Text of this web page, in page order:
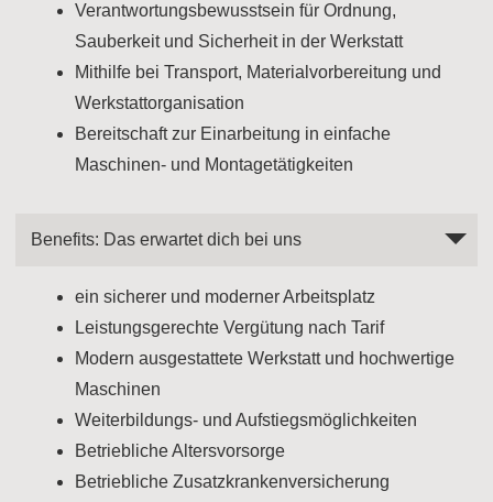
Verantwortungsbewusstsein für Ordnung,
Sauberkeit und Sicherheit in der Werkstatt
Mithilfe bei Transport, Materialvorbereitung und
Werkstattorganisation
Bereitschaft zur Einarbeitung in einfache
Maschinen- und Montagetätigkeiten
Benefits: Das erwartet dich bei uns
ein sicherer und moderner Arbeitsplatz
Leistungsgerechte Vergütung nach Tarif
Modern ausgestattete Werkstatt und hochwertige
Maschinen
Weiterbildungs- und Aufstiegsmöglichkeiten
Betriebliche Altersvorsorge
Betriebliche Zusatzkrankenversicherung